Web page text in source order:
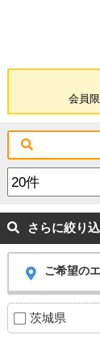
会員
さらに絞り
ご希望の
茨城県